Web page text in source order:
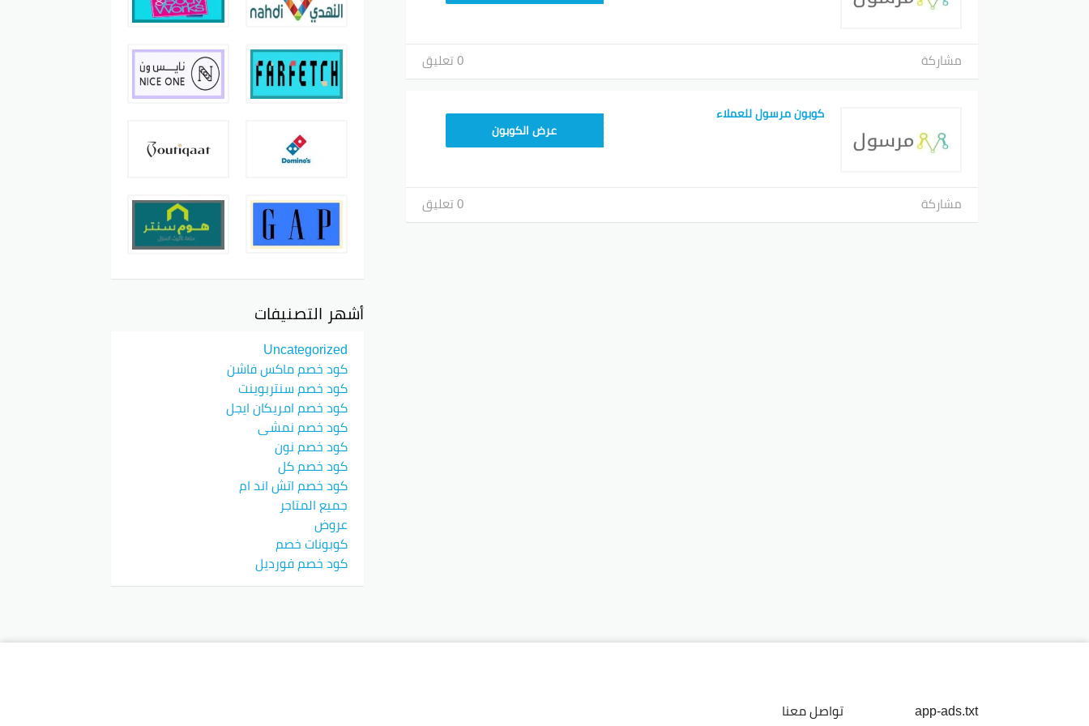
مشاركة 0 تعليق
كوبون مرسول للعملاء
9637E048عرض الكوبون
مشاركة 0 تعليق
أشهر التصنيفات
Uncategorized
كود خصم ماكس فاشن
كود خصم سنتربوينت
كود خصم امريكان ايجل
كود خصم نمشي
كود خصم نون
كود خصم كل
كود خصم اتش اند ام
جميع المتاجر
عروض
كوبونات خصم
كود خصم فورديل
app-ads.txt
تواصل معنا